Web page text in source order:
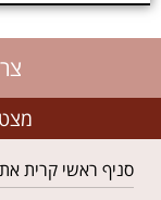
צרו
סניף ראשי קרית